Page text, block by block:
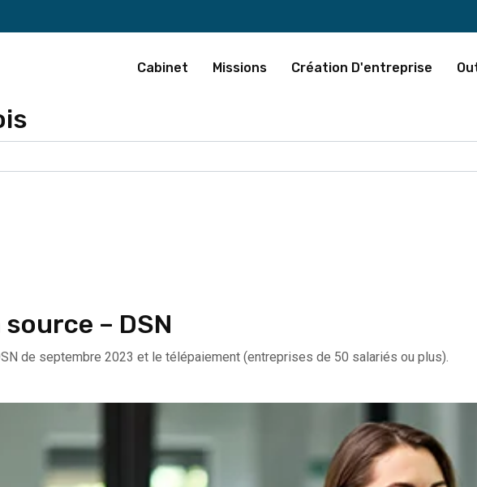
Cabinet Missions Création D'entreprise
– DSN
de septembre 2023 et le télépaiement (entreprises de 50 salariés ou plus).